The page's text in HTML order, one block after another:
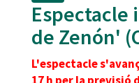
Espectacle
de Zenón'
L'espectacle